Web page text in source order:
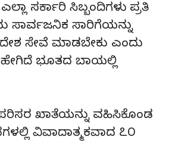
ಸರ್ಕಾರಿ ಸಿಬ್ಬಂದಿಗಳು ಪ್ರತಿ
ಸಾರ್ವಜನಿಕ ಸಾರಿಗೆಯನ್ನು
ಸೇವೆ ಮಾಡಬೇಕು ಎಂದು
ಹೇಗಿದೆ ಭೂತದ ಬಾಯಲ್ಲಿ
ಖಾತೆಯನ್ನು ವಹಿಸಿಕೊಂಡ
ವಿವಾದಾತ್ಮಕವಾದ ೭೦